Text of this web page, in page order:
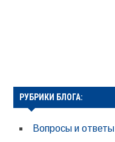
РУБРИКИ БЛОГА:
Вопросы и ответы